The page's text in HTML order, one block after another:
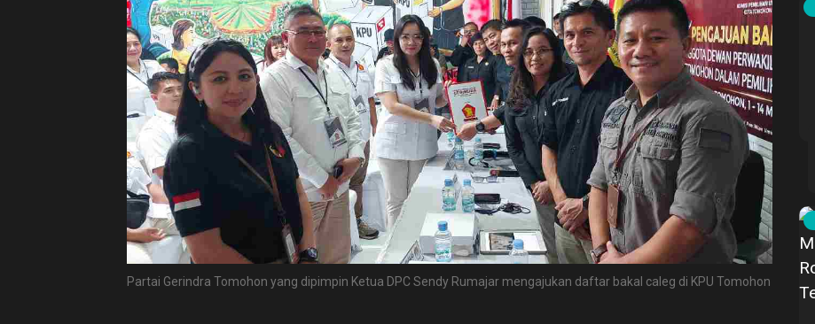
Partai Gerindra Tomohon yang dipimpin Ketua DPC Sendy Rumajar mengajukan daftar bakal caleg di KPU Tomohon